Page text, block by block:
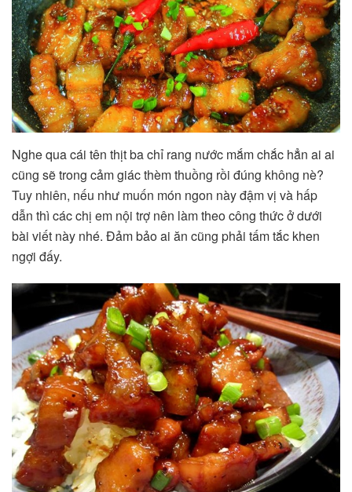
Nghe qua cái tên thịt ba chỉ rang nước mắm chắc hẳn ai ai
cũng sẽ trong cảm giác thèm thuồng rồi đúng không nè?
Tuy nhiên, nếu như muốn món ngon này đậm vị và hấp
dẫn thì các chị em nội trợ nên làm theo công thức ở dưới
bài viết này nhé. Đảm bảo ai ăn cũng phải tấm tắc khen
ngợi đấy.